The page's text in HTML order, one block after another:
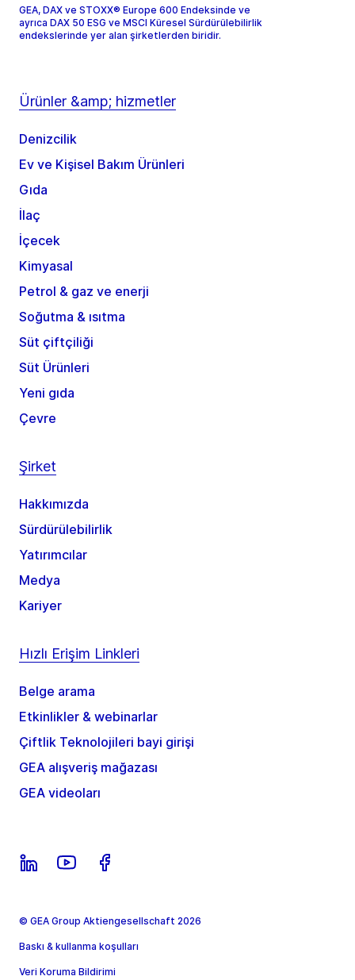
GEA, DAX ve STOXX® Europe 600 Endeksinde ve
ayrıca DAX 50 ESG ve MSCI Küresel Sürdürülebilirlik
endekslerinde yer alan şirketlerden biridir.
Ürünler &amp; hizmetler
Denizcilik
Ev ve Kişisel Bakım Ürünleri
Gıda
İlaç
İçecek
Kimyasal
Petrol & gaz ve enerji
Soğutma & ısıtma
Süt çiftçiliği
Süt Ürünleri
Yeni gıda
Çevre
Şirket
Hakkımızda
Sürdürülebilirlik
Yatırımcılar
Medya
Kariyer
Hızlı Erişim Linkleri
Belge arama
Etkinlikler & webinarlar
Çiftlik Teknolojileri bayi girişi
GEA alışveriş mağazası
GEA videoları
© GEA Group Aktiengesellschaft 2026
Baskı & kullanma koşulları
Veri Koruma Bildirimi